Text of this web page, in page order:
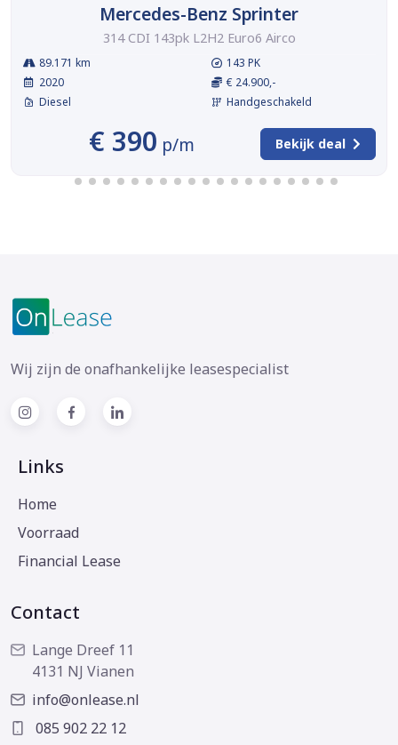
Mercedes-Benz Sprinter
314 CDI 143pk L2H2 Euro6 Airco
89.171 km
2020
Diesel
143 PK
€ 24.900,-
Handgeschakeld
€ 390 p/m Bekijk deal
Wij zijn de onafhankelijke leasespecialist
Links
Home
Voorraad
Financial Lease
Contact
Lange Dreef 11
4131 NJ Vianen
info@onlease.nl
085 902 22 12